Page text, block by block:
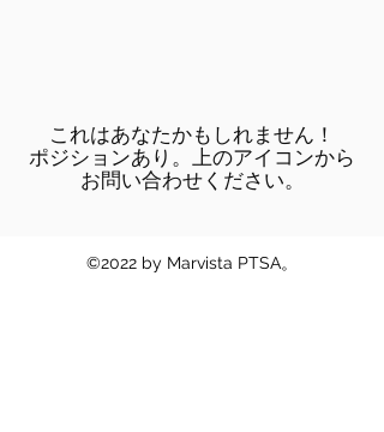
これはあなたかもしれません！
ポジションあり。上のアイコンから
お問い合わせください。
©2022 by Marvista PTSA。